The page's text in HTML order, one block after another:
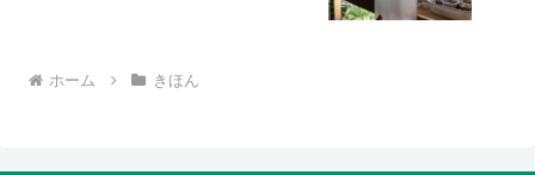
ホーム きほん